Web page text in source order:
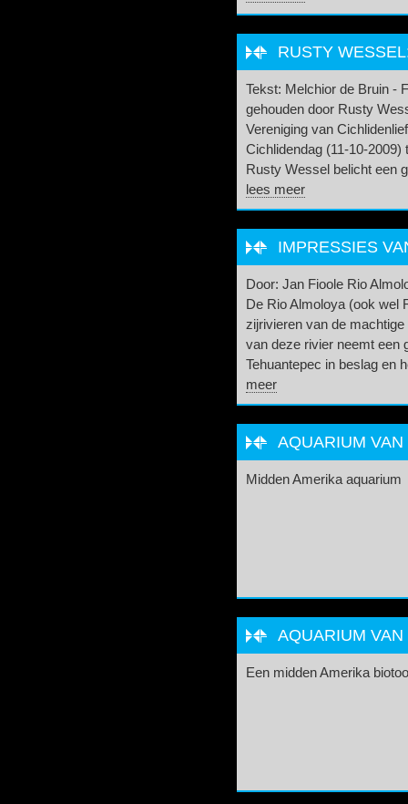
RUSTY
Tekst: Melchior de Bruin -
gehouden door Rusty
Vereniging van
Cichlidendag (11-10-
Rusty Wessel belicht een
lees meer
IMPRESSIES
Door: Jan Fioole Rio
De Rio Almoloya (ook wel
zijrivieren van de
van deze rivier neemt een
Tehuantepec in beslag en
meer
AQUARIUM
Midden Amerika aquarium
AQUARIUM
Een midden Amerika